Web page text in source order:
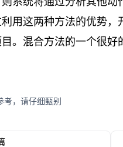
用这两种方法的优势
。混合方法的一个很
考，请仔细甄别